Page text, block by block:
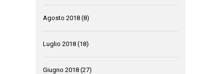
Agosto 2018 (8)
Luglio 2018 (18)
Giugno 2018 (27)